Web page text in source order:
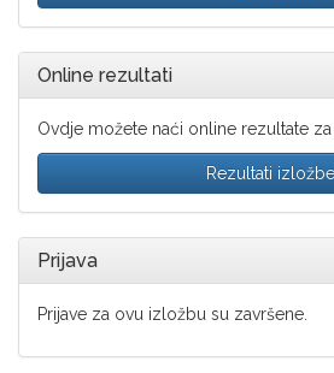
Online rezultati
Ovdje možete naći online rezultate
Rezultati izložbe
Prijava
Prijave za ovu izložbu su završene.